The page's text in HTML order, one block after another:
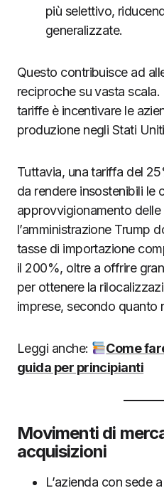
più selettivo,
generalizzate.
Questo contribuisce ad
reciproche su vasta scala.
tariffe è incentivare le
produzione negli Stati
Tuttavia, una tariffa del
da rendere insostenibili le
approvvigionamento delle
l’amministrazione Trump
tasse di importazione
il 200%, oltre a offrire
per ottenere la
imprese, secondo quanto
Leggi anche:
Come
guida per principianti
Movimenti di
acquisizioni
L’azienda con sede